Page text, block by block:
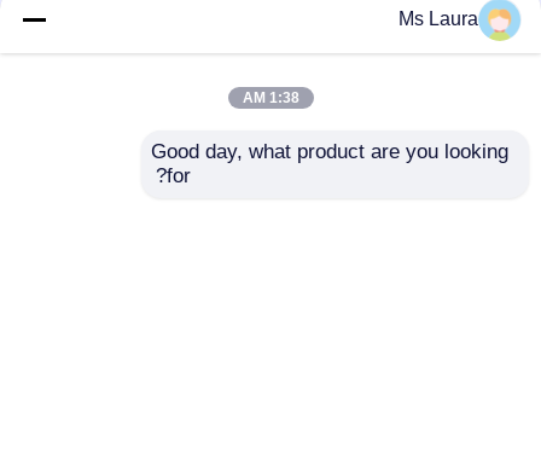
علبة غاز البيوتان المحمولة
القطر
Ms Laura
1:38 AM
Good day, what product are you looking
for?